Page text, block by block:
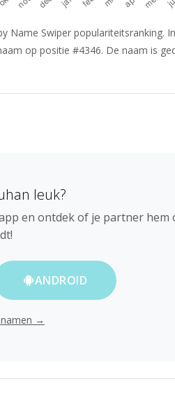
Name Swiper populariteitsranking.
op positie #4346. De naam is
leuk?
en ontdek of je partner hem
ANDROID
→